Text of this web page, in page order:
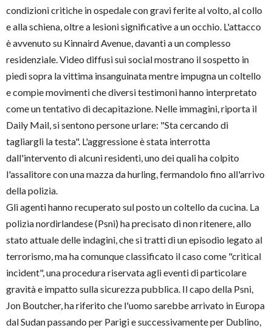
condizioni critiche in ospedale con gravi ferite al volto, al collo
e alla schiena, oltre a lesioni significative a un occhio. L'attacco
è avvenuto su Kinnaird Avenue, davanti a un complesso
residenziale. Video diffusi sui social mostrano il sospetto in
piedi sopra la vittima insanguinata mentre impugna un coltello
e compie movimenti che diversi testimoni hanno interpretato
come un tentativo di decapitazione. Nelle immagini, riporta il
Daily Mail, si sentono persone urlare: "Sta cercando di
tagliargli la testa". L'aggressione è stata interrotta
dall'intervento di alcuni residenti, uno dei quali ha colpito
l'assalitore con una mazza da hurling, fermandolo fino all'arrivo
della polizia.
Gli agenti hanno recuperato sul posto un coltello da cucina. La
polizia nordirlandese (Psni) ha precisato di non ritenere, allo
stato attuale delle indagini, che si tratti di un episodio legato al
terrorismo, ma ha comunque classificato il caso come "critical
incident", una procedura riservata agli eventi di particolare
gravità e impatto sulla sicurezza pubblica. Il capo della Psni,
Jon Boutcher, ha riferito che l'uomo sarebbe arrivato in Europa
dal Sudan passando per Parigi e successivamente per Dublino,